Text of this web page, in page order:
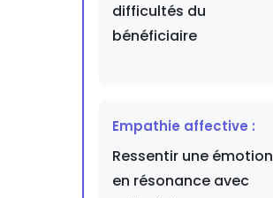
difficultés du
bénéficiaire
Empathie affective :
Ressentir une émotion
en résonance avec